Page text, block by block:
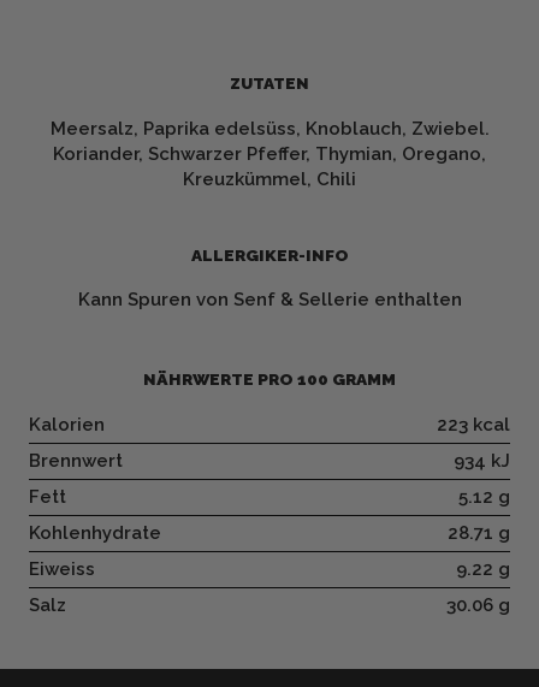
ZUTATEN
Meersalz, Paprika edelsüss, Knoblauch, Zwiebel.
Koriander, Schwarzer Pfeffer, Thymian, Oregano,
Kreuzkümmel, Chili
ALLERGIKER-INFO
Kann Spuren von Senf & Sellerie enthalten
NÄHRWERTE PRO 100 GRAMM
Kalorien
Brennwert
Fett
Kohlenhydrate
Eiweiss
Salz
223 kcal
934 kJ
5.12 g
28.71 g
9.22 g
30.06 g